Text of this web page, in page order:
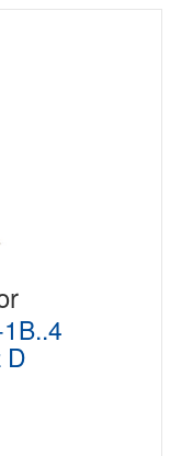
D